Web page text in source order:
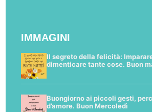
IMMAGINI
Il segreto della felicità:
dimenticare tante cose. Buon
Buongiorno ai piccoli gesti,
d’amore. Buon Mercoledì